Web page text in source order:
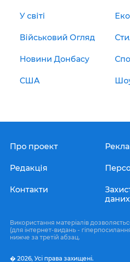
У світі
Військовий Огляд
Новини Донбасу
США
Про проект
Редакція
Контакти
даних
Використання матеріалів
(для інтернет-видань -
нижче за третій абзац.
� 2026, Усі права захищені.